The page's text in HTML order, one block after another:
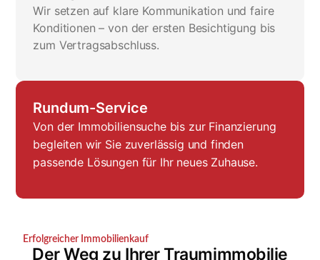
Wir setzen auf klare Kommunikation und faire
Konditionen – von der ersten Besichtigung bis
zum Vertragsabschluss.
Rundum-Service
Von der Immobiliensuche bis zur Finanzierung
begleiten wir Sie zuverlässig und finden
passende Lösungen für Ihr neues Zuhause.
Erfolgreicher Immobilienkauf
Der Weg zu Ihrer Traumimmobilie